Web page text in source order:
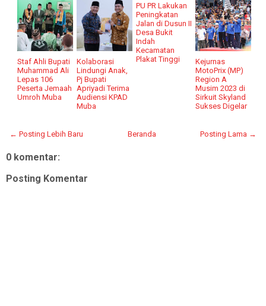
Staf Ahli Bupati
Muhammad Ali
Lepas 106
Peserta Jemaah
Umroh Muba
Kolaborasi
Lindungi Anak,
Pj Bupati
Apriyadi Terima
Audiensi KPAD
Muba
PU PR Lakukan
Peningkatan
Jalan di Dusun II
Desa Bukit
Indah
Kecamatan
Plakat Tinggi
Kejurnas
MotoPrix (MP)
Region A
Musim 2023 di
Sirkuit Skyland
Sukses Digelar
← Posting Lebih Baru Posting Lama →
Beranda
0 komentar:
Posting Komentar